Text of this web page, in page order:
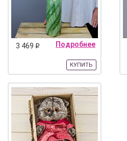
3 469 q Подробнее
КУПИТЬ